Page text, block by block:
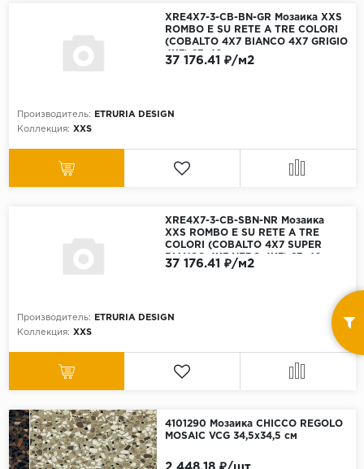
XRE4X7-3-CB-BN-GR Мозаика XXS
ROMBO E SU RETE A TRE COLORI
(COBALTO 4X7 BIANCO 4X7 GRIGIO
4X7) 27x40 см
Производитель:
ETRURIA DESIGN
Коллекция: XXS
37 176.41 ₽/м2
XRE4X7-3-CB-SBN-NR Мозаика
XXS ROMBO E SU RETE A TRE
COLORI (COBALTO 4X7 SUPER
BIANCO 4X7 NERO 4X7) 27x40 см
Производитель:
ETRURIA DESIGN
Коллекция: XXS
37 176.41 ₽/м2
4101290 Мозаика CHICCO REGOLO
MOSAIC VCG 34,5x34,5 см